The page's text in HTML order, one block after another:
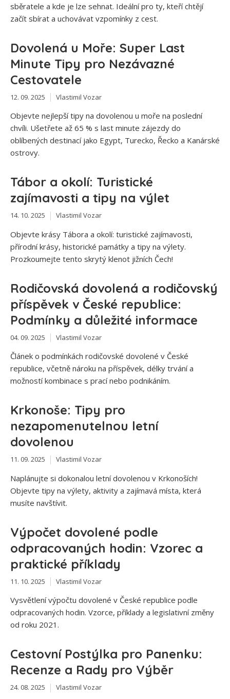
sběratele a kde je lze sehnat. Ideální pro ty, kteří chtějí
začít sbírat a uchovávat vzpomínky z cest.
Dovolená u Moře: Super Last
Minute Tipy pro Nezávazné
Cestovatele
12. 09. 2025 Vlastimil Vozar
Objevte nejlepší tipy na dovolenou u moře na poslední
chvíli. Ušetřete až 65 % s last minute zájezdy do
oblíbených destinací jako Egypt, Turecko, Řecko a Kanárské
ostrovy.
Tábor a okolí: Turistické
zajímavosti a tipy na výlet
14. 10. 2025 Vlastimil Vozar
Objevte krásy Tábora a okolí: turistické zajímavosti,
přírodní krásy, historické památky a tipy na výlety.
Prozkoumejte tento skrytý klenot jižních Čech!
Rodičovská dovolená a rodičovský
příspěvek v České republice:
Podmínky a důležité informace
04. 09. 2025 Vlastimil Vozar
Článek o podmínkách rodičovské dovolené v České
republice, včetně nároku na příspěvek, délky trvání a
možností kombinace s prací nebo podnikáním.
Krkonoše: Tipy pro
nezapomenutelnou letní
dovolenou
11. 09. 2025 Vlastimil Vozar
Naplánujte si dokonalou letní dovolenou v Krkonoších!
Objevte tipy na výlety, aktivity a zajímavá místa, která
musíte navštívit.
Výpočet dovolené podle
odpracovaných hodin: Vzorec a
praktické příklady
11. 10. 2025 Vlastimil Vozar
Vysvětlení výpočtu dovolené v České republice podle
odpracovaných hodin. Vzorce, příklady a legislativní změny
od roku 2021.
Cestovní Postýlka pro Panenku:
Recenze a Rady pro Výběr
24. 08. 2025 Vlastimil Vozar